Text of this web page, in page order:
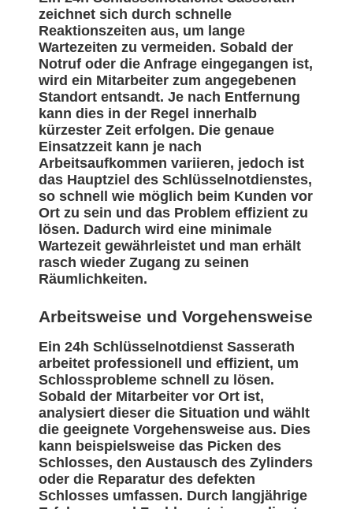
zeichnet sich durch schnelle
Reaktionszeiten aus, um lange
Wartezeiten zu vermeiden. Sobald der
Notruf oder die Anfrage eingegangen ist,
wird ein Mitarbeiter zum angegebenen
Standort entsandt. Je nach Entfernung
kann dies in der Regel innerhalb
kürzester Zeit erfolgen. Die genaue
Einsatzzeit kann je nach
Arbeitsaufkommen variieren, jedoch ist
das Hauptziel des Schlüsselnotdienstes,
so schnell wie möglich beim Kunden vor
Ort zu sein und das Problem effizient zu
lösen. Dadurch wird eine minimale
Wartezeit gewährleistet und man erhält
rasch wieder Zugang zu seinen
Räumlichkeiten.
Arbeitsweise und Vorgehensweise
Ein 24h Schlüsselnotdienst Sasserath
arbeitet professionell und effizient, um
Schlossprobleme schnell zu lösen.
Sobald der Mitarbeiter vor Ort ist,
analysiert dieser die Situation und wählt
die geeignete Vorgehensweise aus. Dies
kann beispielsweise das Picken des
Schlosses, den Austausch des Zylinders
oder die Reparatur des defekten
Schlosses umfassen. Durch langjährige